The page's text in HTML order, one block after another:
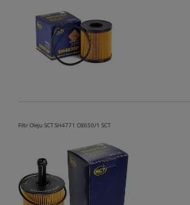
Filtr Oleju SCT SH4771 OE650/1 SCT